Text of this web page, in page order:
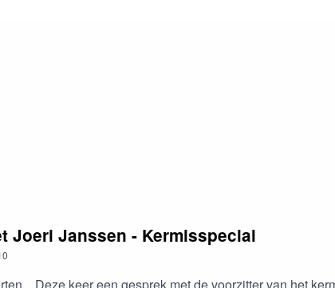
Joeri Janssen - Kermisspecial
Deze keer een gesprek met de voorzitter van het